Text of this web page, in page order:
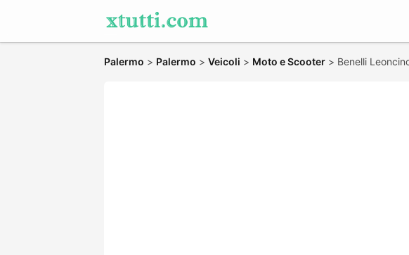
Palermo > Palermo > Veicoli > Moto e Scooter > Benelli